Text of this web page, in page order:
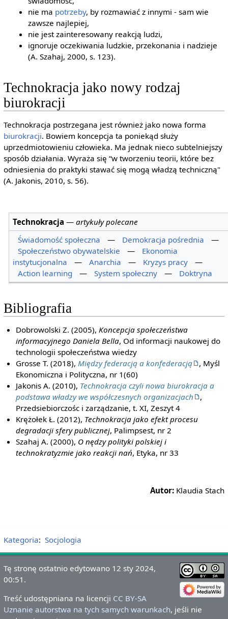
nie ma potrzeby, by rozmawiać z innymi - sam wie
zawsze najlepiej,
nie jest zainteresowany reakcją ludzi,
ignoruje oczekiwania ludzkie, przekonania i nadzieje
(A. Szahaj, 2000, s. 123).
Technokracja jako nowy rodzaj
biurokracji
Technokracja postrzegana jest również jako nowa forma
biurokracji. Bowiem koncepcja ta poniekąd służy
uprzedmiotowieniu człowieka. Ma jednak nieco subtelniejszy
sposób działania. Wyraża się “w tworzeniu teorii, które bez
odniesienia do praktyki stawać się mogą władzą techniczną"
(A. Jakonis, 2010, s. 56).
Technokracja —artykuły polecane
Świadomość społeczna
— Demokracja pośrednia
—
Społeczeństwo obywatelskie
—
Ekonomia
instytucjonalna
— Anarchia — Kryzys pracy
—
Action learning
— System społeczny — Doktryna
Bibliografia
Dobrowolski Z. (2005), Koncepcja społeczeństwa
informacyjnego Daniela Bella, Od informacji naukowej do
technologii społeczeństwa wiedzy
Grosse T. (2018), Między federacją a konfederacją
, Myśl
Ekonomiczna i Polityczna, nr 1(60)
Jakonis A. (2010), Technokracja czyli nowa biurokracja a
podstawa władzy we współczesnych organizacjach
,
Przedsiebiorczośc i zarządzanie, t. XI, Zeszyt 4
Krężołek Ł. (2012), Technokracja jako efekt procesu
degradacji sfery publicznej, Palimpsest, nr 2
Szahaj A. (2000), O nędzy polityki polskiej i
technokratyzmie jako reakcji nań, Etyka, nr 33
Autor: Klaudia Stach
Kategoria: Socjologia
Tę stronę ostatnio edytowano 12 sty 2024,
00:51.
Treść udostępniana na licencji CC BY-SA
Uznanie autorstwa na tych samych warunkach, jeśli nie